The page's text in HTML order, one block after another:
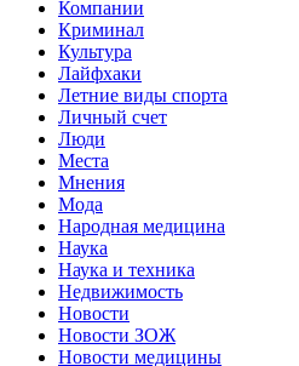
Компании
Криминал
Культура
Лайфхаки
Летние виды спорта
Личный счет
Люди
Места
Мнения
Мода
Народная медицина
Наука
Наука и техника
Недвижимость
Новости
Новости ЗОЖ
Новости медицины